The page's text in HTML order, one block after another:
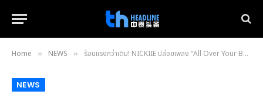
Home » NEWS » ร้อนแรงกว่าเดิม! NICKIIE ปล่อยเพลง “All Over Your Body” ซิงเกิลคัมแบคจากอัลบั้มใหม่ ต้อนรับ Pride Month
NEWS